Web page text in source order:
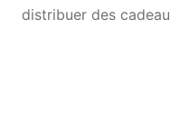
distribuer des